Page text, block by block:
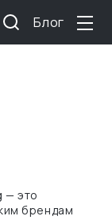
Блог
— это
брендам